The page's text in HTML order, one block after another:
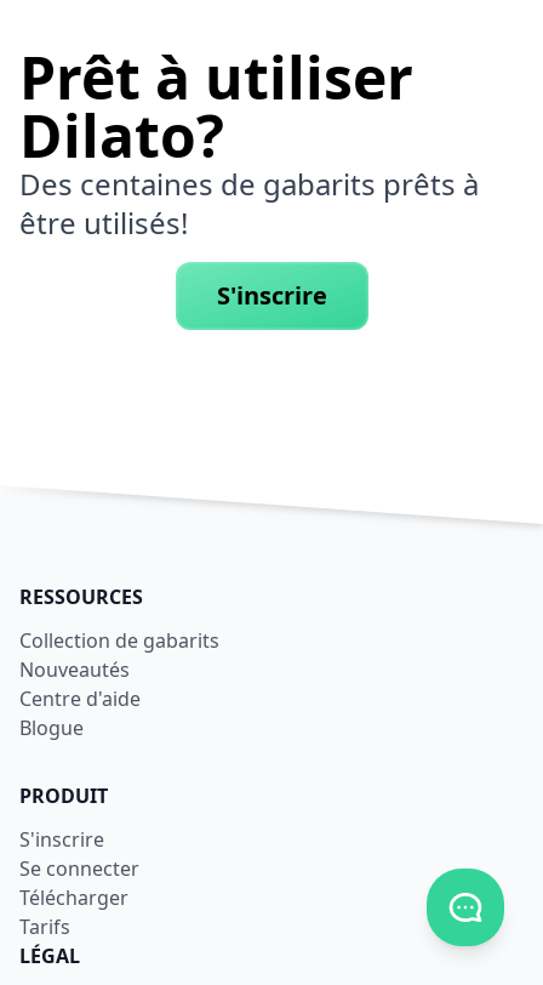
Prêt à utiliser
Dilato?
Des centaines de gabarits prêts à
être utilisés!
S'inscrire
RESSOURCES
Collection de gabarits
Nouveautés
Centre d'aide
Blogue
PRODUIT
S'inscrire
Se connecter
Télécharger
Tarifs
LÉGAL